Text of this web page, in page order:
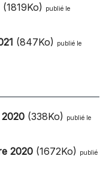
(1819Ko) publié le
(847Ko) publié le
(338Ko) publié le
2020 (1672Ko) publié